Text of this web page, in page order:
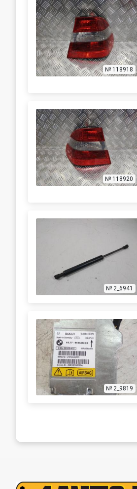
№ 118918
№ 118920
№ 2_6941
№ 2_9819